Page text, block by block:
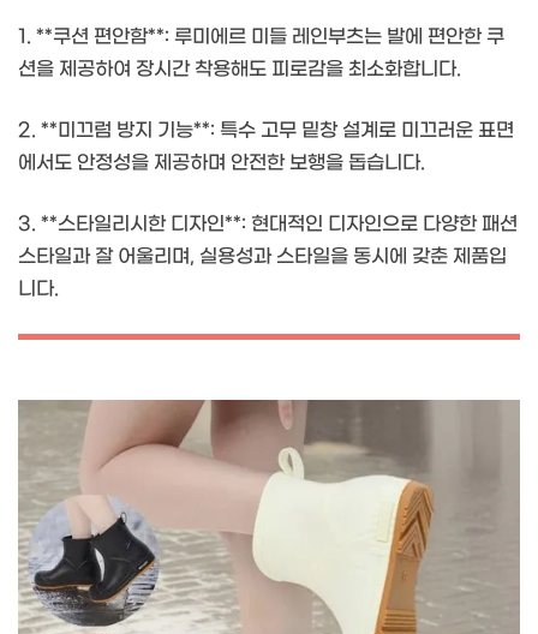
1. **쿠션 편안함**: 루미에르 미들 레인부츠는 발에 편안한 쿠
션을 제공하여 장시간 착용해도 피로감을 최소화합니다.
2. **미끄럼 방지 기능**: 특수 고무 밑창 설계로 미끄러운 표면
에서도 안정성을 제공하며 안전한 보행을 돕습니다.
3. **스타일리시한 디자인**: 현대적인 디자인으로 다양한 패션
스타일과 잘 어울리며, 실용성과 스타일을 동시에 갖춘 제품입
니다.